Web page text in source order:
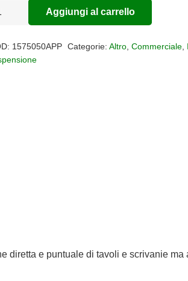
Aggiungi al carrello
1575050APP Categorie: Altro, Commerciale,
diretta e puntuale di tavoli e scrivanie